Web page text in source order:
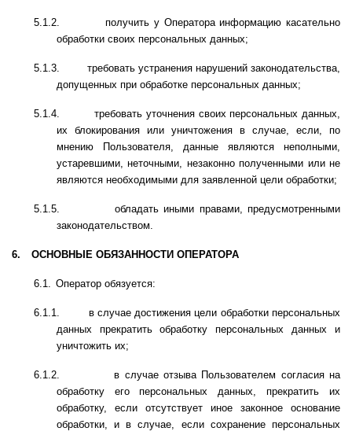
5.1.2.
получить у Оператора информацию касательно
обработки своих персональных данных;
5.1.3.
требовать устранения нарушений законодательства,
допущенных при обработке персональных данных;
5.1.4.
требовать уточнения своих персональных данных,
их блокирования или уничтожения в случае, если, по
мнению Пользователя, данные являются неполными,
устаревшими, неточными, незаконно полученными или не
являются необходимыми для заявленной цели обработки;
5.1.5.
обладать иными правами, предусмотренными
законодательством.
6. ОСНОВНЫЕ ОБЯЗАННОСТИ ОПЕРАТОРА
6.1. Оператор обязуется:
6.1.1.
в случае достижения цели обработки персональных
данных прекратить обработку персональных данных и
уничтожить их;
6.1.2.
в случае отзыва Пользователем согласия на
обработку его персональных данных, прекратить их
обработку, если отсутствует иное законное основание
обработки, и в случае, если сохранение персональных